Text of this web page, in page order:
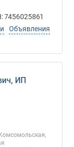
7456025861
Объявления
ИП